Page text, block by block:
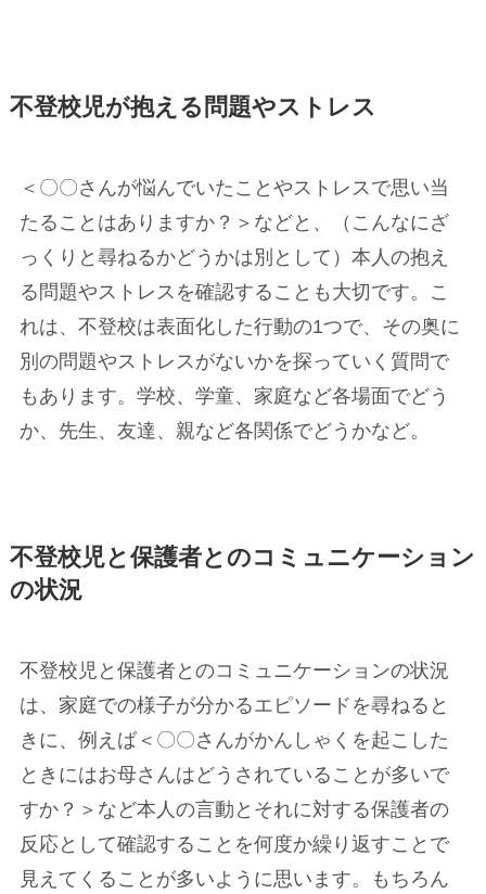
不登校児が抱える問題やストレス
＜〇〇さんが悩んでいたことやストレスで思い当
たることはありますか？＞などと、（こんなにざ
っくりと尋ねるかどうかは別として）本人の抱え
る問題やストレスを確認することも大切です。こ
れは、不登校は表面化した行動の1つで、その奥に
別の問題やストレスがないかを探っていく質問で
もあります。学校、学童、家庭など各場面でどう
か、先生、友達、親など各関係でどうかなど。
不登校児と保護者とのコミュニケーション
の状況
不登校児と保護者とのコミュニケーションの状況
は、家庭での様子が分かるエピソードを尋ねると
きに、例えば＜〇〇さんがかんしゃくを起こした
ときにはお母さんはどうされていることが多いで
すか？＞など本人の言動とそれに対する保護者の
反応として確認することを何度か繰り返すことで
見えてくることが多いように思います。もちろん